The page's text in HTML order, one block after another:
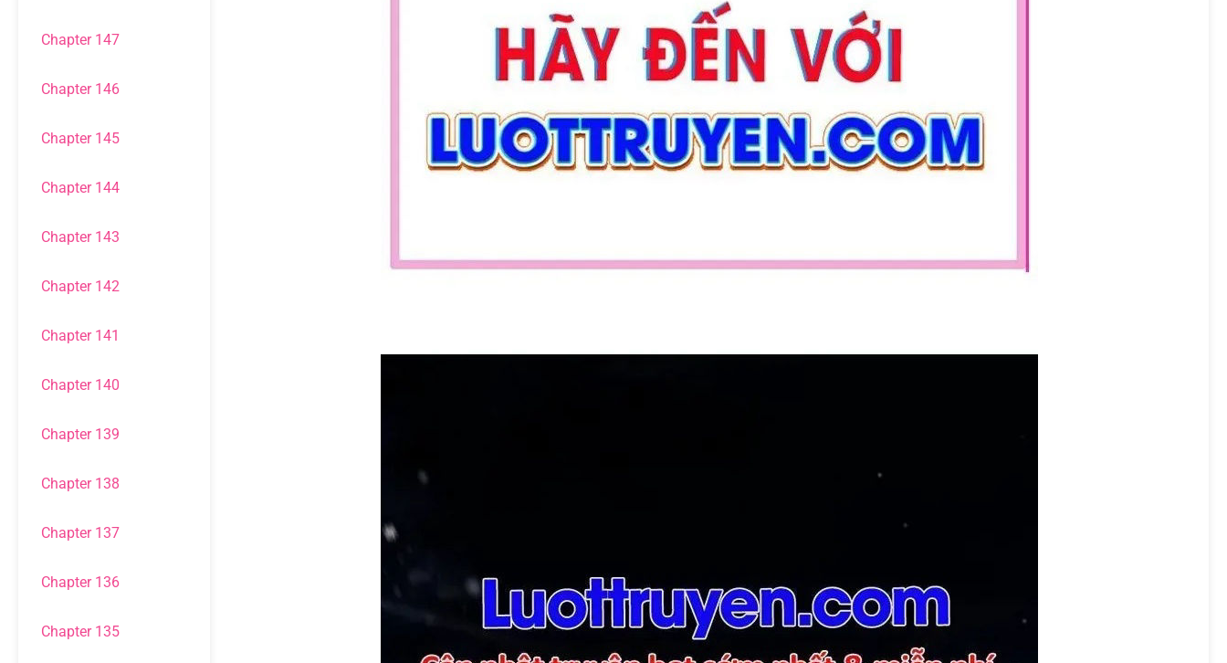
Chapter 147
Chapter 146
Chapter 145
Chapter 144
Chapter 143
Chapter 142
Chapter 141
Chapter 140
Chapter 139
Chapter 138
Chapter 137
Chapter 136
Chapter 135